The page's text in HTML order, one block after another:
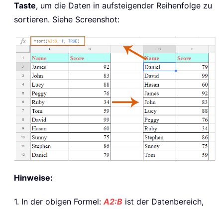
Taste, um die Daten in aufsteigender Reihenfolge zu
sortieren. Siehe Screenshot:
Hinweise:
1. In der obigen Formel: A2:B ist der Datenbereich,